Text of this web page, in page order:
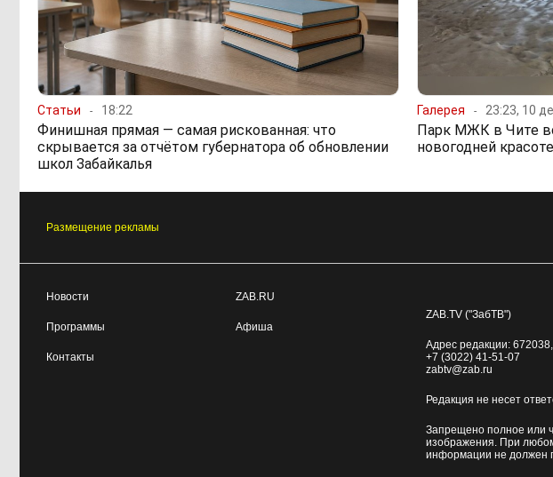
Статьи 18:22
Финишная прямая — самая рискованная: что
скрывается за отчётом губернатора об обновлении
школ Забайкалья
Галерея 23:23, 10
Парк МЖК в Чите
новогодней красоте
Размещение рекламы
Новости
Программы
Контакты
ZAB.RU
Афиша
ZAB.TV ("ЗабТВ")
Адрес редакции: 672038
+7 (3022) 41-51-07
zabtv@zab.ru
Редакция не несет
Запрещено полное или
изображения. При
информации не должен